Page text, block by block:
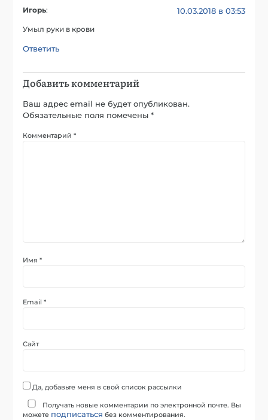
Игорь: 10.03.2018 в 03:53
Умыл руки в крови
Ответить
Добавить комментарий
Ваш адрес email не будет опубликован.
Обязательные поля помечены*
Комментарий*
Имя*
Email*
Сайт
Да, добавьте меня в свой список рассылки
Получать новые комментарии по электронной почте. Вы
можете подписаться без комментирования.